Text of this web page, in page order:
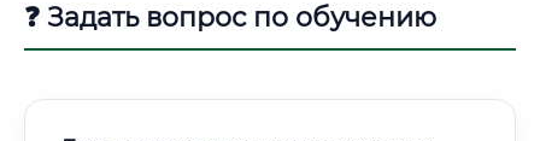
❓ Задать вопрос по обучению